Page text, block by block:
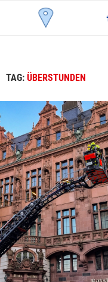
TAG: ÜBERSTUNDEN